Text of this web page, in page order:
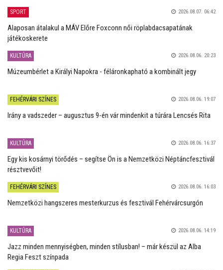
SPORT 2026.08.07. 06:42
Alaposan átalakul a MÁV Előre Foxconn női röplabdacsapatának
játékoskerete
KULTÚRA 2026.08.06. 20:23
Múzeumbérlet a Királyi Napokra - féláronkapható a kombinált jegy
FEHÉRVÁRI SZÍNES 2026.08.06. 19:07
Irány a vadszeder – augusztus 9-én vár mindenkit a túrára Lencsés Rita
KULTÚRA 2026.08.06. 16:37
Egy kis kosárnyi törődés – segítse Ön is a Nemzetközi Néptáncfesztivál
résztvevőit!
FEHÉRVÁRI SZÍNES 2026.08.06. 16:03
Nemzetközi hangszeres mesterkurzus és fesztivál Fehérvárcsurgón
KULTÚRA 2026.08.06. 14:19
Jazz minden mennyiségben, minden stílusban! – már készül az Alba
Regia Feszt színpada